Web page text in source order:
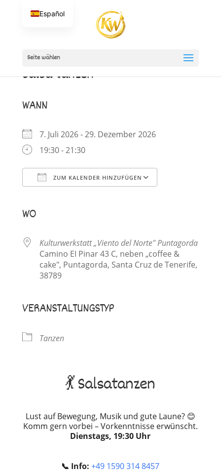
Seite wählen
Salsa tanzen
WANN
7. Juli 2026 - 29. Dezember 2026
19:30 - 21:30
ZUM KALENDER HINZUFÜGEN
WO
Kulturwerkstatt „Viento del Norte" Puntagorda
Camino EI Pinar 43 C, neben „coffee &
cake", Puntagorda, Santa Cruz de Tenerife,
38789
VERANSTALTUNGSTYP
Tanzen
💃 Salsatanzen
Lust auf Bewegung, Musik und gute Laune? 😊
Komm gern vorbei – Vorkenntnisse erwünscht.
Dienstags, 19:30 Uhr
📞 Info: +49 1590 314 8457
Español